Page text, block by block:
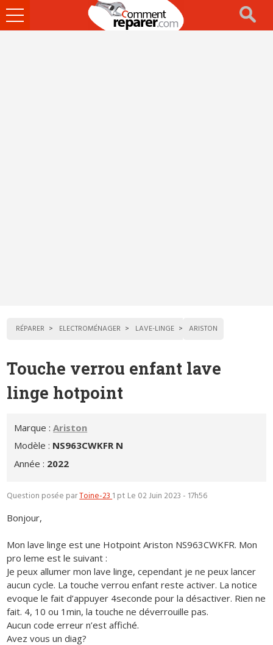
Ouvrir
le
RÉPARER ELECTROMÉNAGER LAVE-LINGE ARISTON
Touche verrou enfant lave
linge hotpoint
Marque :Ariston
Modèle : NS963CWKFR N
Année : 2022
Question posée parToine-231 pt Le 02 Juin 2023 - 17h56
Bonjour,
Mon lave linge est une Hotpoint Ariston NS963CWKFR. Mon
pro leme est le suivant :
Je peux allumer mon lave linge, cependant je ne peux lancer
aucun cycle. La touche verrou enfant reste activer. La notice
evoque le fait d’appuyer 4seconde pour la désactiver. Rien ne
fait. 4, 10 ou 1min, la touche ne déverrouille pas.
Aucun code erreur n’est affiché.
Avez vous un diag?